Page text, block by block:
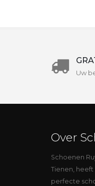
Uw
Over
Schoenen
Tienen,
perfecte